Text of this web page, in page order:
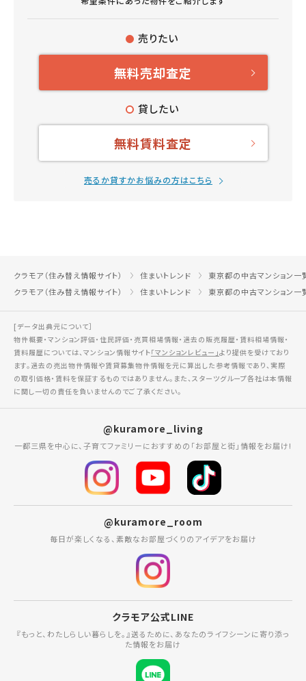
売りたい
無料売却査定
貸したい
無料賃料査定
売るか貸すかお悩みの方はこちら
クラモア（住み替え情報サイト） 住まいトレンド
東京都の中古マンション一
クラモア（住み替え情報サイト）
住まいトレンド 東京都の中古マンション一
[データ出典元について］
物件概要・マンション評価・住民評価・売買相場情報・過去の販売履歴・賃料相場情報・
賃料履歴については、マンション情報サイト「マンションレビュー」より提供を受けており
ます。過去の売出物件情報や賃貸募集物件情報を元に算出した参考情報であり、実際
の取引価格・賃料を保証するものではありません。また、スターツグループ各社は本情報
に関し一切の責任を負いませんのでご了承ください。
@kuramore_living
一都三県を中心に、子育てファミリーにおすすめの「お部屋と街」情報をお届け!
@kuramore_room
毎日が楽しくなる、素敵なお部屋づくりのアイデアをお届け
クラモア公式LINE
『もっと、わたしらしい暮らしを。』送るために、あなたのライフシーンに寄り添っ
た情報をお届け